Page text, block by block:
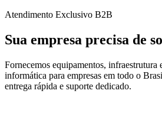
Atendimento Exclusivo B2B
Sua empresa precisa de
Fornecemos equipamentos, infraestrutura
informática para empresas em todo o
entrega rápida e suporte dedicado.